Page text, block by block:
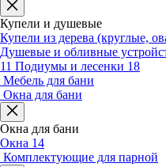
Купели и душевые
Купели из дерева (круглые,
Душевые и обливные
11 Подиумы и лесенки 18
Мебель для бани
Окна для бани
Окна для бани
Окна 14
Комплектующие для парной